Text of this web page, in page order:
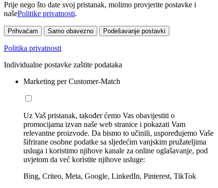
Prije nego što date svoj pristanak, molimo provjerite postavke i
našePolitike privatnosti.
Prihvaćam Samo obavezno Podešavanje postavki
Politika privatnosti
Individualne postavke zaštite podataka
Marketing per Customer-Match
Uz Vaš pristanak, također ćemo Vas obavijestiti o
promocijama izvan naše web stranice i pokazati Vam
relevantne proizvode. Da bismo to učinili, uspoređujemo Vaše
šifrirane osobne podatke sa sljedećim vanjskim pružateljima
usluga i koristimo njihove kanale za online oglašavanje, pod
uvjetom da već koristite njihove usluge:
Bing, Criteo, Meta, Google, LinkedIn, Pinterest, TikTok